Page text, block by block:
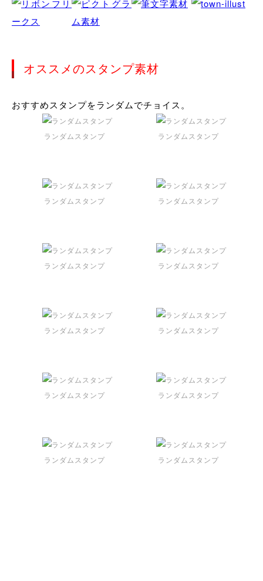
オススメのスタンプ素材
おすすめスタンプをランダムでチョイス。
ランダムスタンプ ランダムスタンプ
ランダムスタンプ ランダムスタンプ
ランダムスタンプ ランダムスタンプ
ランダムスタンプ ランダムスタンプ
ランダムスタンプ ランダムスタンプ
ランダムスタンプ ランダムスタンプ